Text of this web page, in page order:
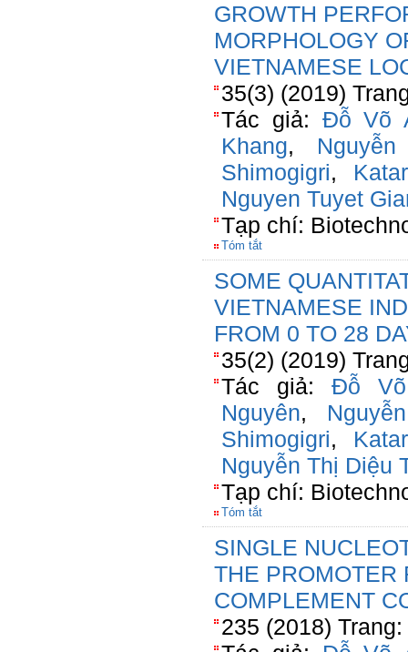
GROWTH
MORPHOLOGY
VIETNAMESE
35(3) (2019)
Tác giả: Đỗ Võ
Khang,
Shimogigri,
Nguyen Tuyet
Tạp chí:
Tóm tắt
SOME
VIETNAMESE
FROM 0 TO 28
35(2) (2019)
Tác giả: Đỗ
Nguyên,
Shimogigri,
Nguyễn Thị Diệu
Tạp chí:
Tóm tắt
SINGLE
THE PROMOTER
COMPLEMENT
235 (2018) Trang: